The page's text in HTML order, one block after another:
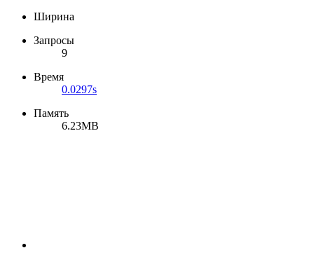
Ширина
Запросы
9
Время
0.0297s
Память
6.23MB